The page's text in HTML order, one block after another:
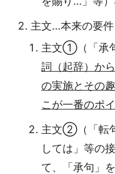
主文…本来の要
主文①（「承
詞（起辞）か
の実施とその
こが一番のポ
主文②（「転
しては」等の
て、「承句」